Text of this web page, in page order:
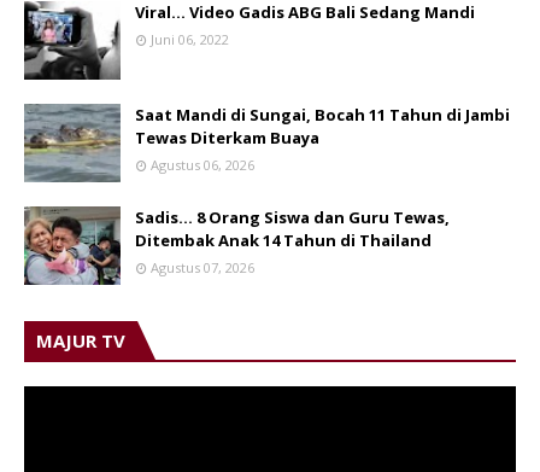
Viral... Video Gadis ABG Bali Sedang Mandi
Juni 06, 2022
Saat Mandi di Sungai, Bocah 11 Tahun di Jambi
Tewas Diterkam Buaya
Agustus 06, 2026
Sadis… 8 Orang Siswa dan Guru Tewas,
Ditembak Anak 14 Tahun di Thailand
Agustus 07, 2026
MAJUR TV